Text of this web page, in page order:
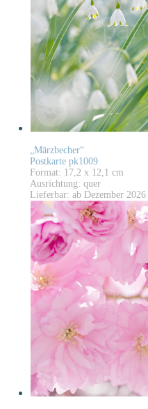
„Märzbecher“
Postkarte pk1009
Format: 17,2 x 12,1 cm
Ausrichtung: quer
Lieferbar: ab Dezember 2026